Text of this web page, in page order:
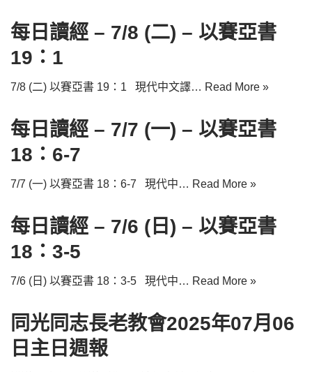
每日讀經 – 7/8 (二) – 以賽亞書
19：1
7/8 (二) 以賽亞書 19：1 現代中文譯… Read More »
每日讀經 – 7/7 (一) – 以賽亞書
18：6-7
7/7 (一) 以賽亞書 18：6-7 現代中… Read More »
每日讀經 – 7/6 (日) – 以賽亞書
18：3-5
7/6 (日) 以賽亞書 18：3-5 現代中… Read More »
同光同志長老教會2025年07月06
日主日週報